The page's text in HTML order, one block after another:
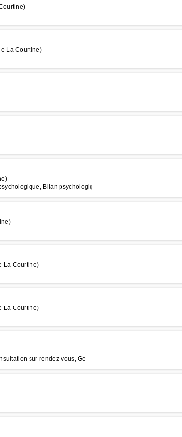
La Courtine)
Bilan psychologiq
La Courtine)
La Courtine)
sur rendez-vous, Ge